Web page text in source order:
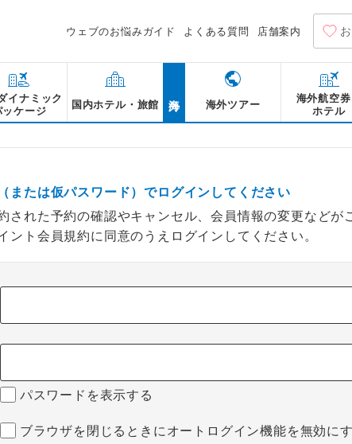
ウェブのお悩みガイド よくある質問 店舗案内
イナミック
ッケージ
国内ホテル・旅館 海外ツアー
海外航空券
ホテル
または仮パスワード）でログインしてください
された予約の確認やキャンセル、会員情報の変更などが
ト会員規約に同意のうえログインしてください。
パスワードを表示する
ブラウザを閉じるときにオートログイン機能を無効に